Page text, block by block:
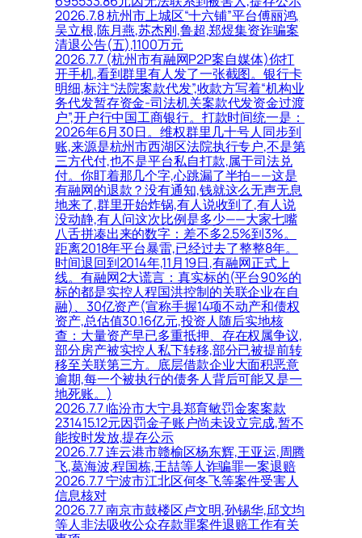
2026.7.8 杭州市上城区“十六铺”平台傅丽鸿,
吴立根,陈月燕,苏杰刚,鲁超,郑煜集资诈骗案
清退公告(五),1100万元
2026.7.7 (杭州市有融网P2P案自媒体)你打
开手机,看到群里有人发了一张截图。银行卡
明细,标注“法院案款代发”,收款方写着“机构业
务代发暂存资金-司法机关案款代发资金过渡
户”,开户行中国工商银行。打款时间统一是：
2026年6月30日。维权群里几十号人同步到
账,来源是杭州市西湖区法院执行专户,不是第
三方代付,也不是平台私自打款,属于司法兑
付。你盯着那几个字,心跳漏了半拍——这是
有融网的退款？没有通知,钱就这么无声无息
地来了,群里开始炸锅,有人说收到了,有人说
没动静,有人问这次比例是多少——大家七嘴
八舌拼凑出来的数字：差不多2.5%到3%。
距离2018年平台暴雷,已经过去了整整8年。
时间退回到2014年,11月19日,有融网正式上
线。有融网2大谎言：真实标的(平台90%的
标的都是实控人程国洪控制的关联企业在自
融)、30亿资产(宣称手握14项不动产和债权
资产,总估值30.16亿元,投资人随后实地核
查：大量资产早已多重抵押、存在权属争议,
部分房产被实控人私下转移,部分已被提前转
移至关联第三方。底层借款企业大面积恶意
逾期,每一个被执行的债务人背后可能又是一
地死账。)
2026.7.7 临汾市大宁县郑育敏罚金案案款
231415.12元因罚金子账户尚未设立完成,暂不
能按时发放,提存公示
2026.7.7 连云港市赣榆区杨东辉,王亚运,周腾
飞,葛海波,程国栋,王喆等人诈骗罪一案退赔
2026.7.7 宁波市江北区何冬飞等案件受害人
信息核对
2026.7.7 南京市鼓楼区卢文明,孙锡华,邱文均
等人非法吸收公众存款罪案件退赔工作有关